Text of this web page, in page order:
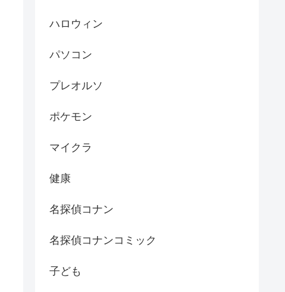
ハロウィン
パソコン
プレオルソ
ポケモン
マイクラ
健康
名探偵コナン
名探偵コナンコミック
子ども